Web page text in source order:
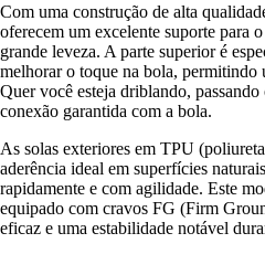
Com uma construção de alta
oferecem um excelente suporte para
grande leveza. A parte superior é
melhorar o toque na bola,
Quer você esteja driblando,
conexão garantida com a bola.
As solas exteriores em TPU
aderência ideal em superfícies
rapidamente e com agilidade. Este
equipado com cravos FG (Firm
eficaz e uma estabilidade notável